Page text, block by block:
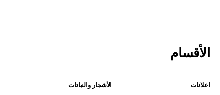
الأقسام
اعلانات
الأشجار والنباتات